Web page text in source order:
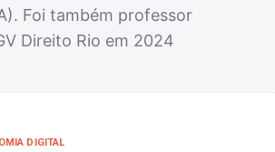
Foi também professor
Direito Rio em 2024
DIGITAL